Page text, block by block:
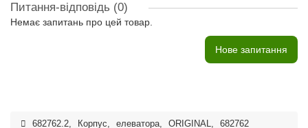
Питання-відповідь (0)
Немає запитань про цей товар.
Нове запитання
682762.2, Корпус, елеватора, ORIGINAL, 682762